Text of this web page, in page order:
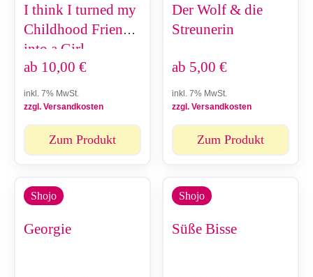
I think I turned my
Childhood Friend
into a Girl
ab 10,00 €
inkl. 7% MwSt.
zzgl. Versandkosten
Zum Produkt
Der Wolf & die
Streunerin
ab 5,00 €
inkl. 7% MwSt.
zzgl. Versandkosten
Zum Produkt
Shojo
Georgie
Shojo
Süße Bisse